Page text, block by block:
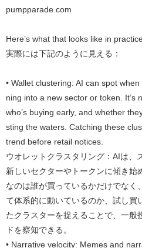
pumpparade.com
Here’s what that looks like in
実際には下記のように見える：
• Wallet clustering: AI can spot
ning into a new sector or token. It’s
who’s buying early, and whether
sting the waters. Catching these
trend before retail notices.
ウオレットクラスタリング：AIは、
新しいセクターやトークンに傾き始
なのは誰が買っているかだけでなく
て体系的に動いているのか、試し買
たクラスターを捉えることで、一般
ドを察知できる。
• Narrative velocity: Memes and